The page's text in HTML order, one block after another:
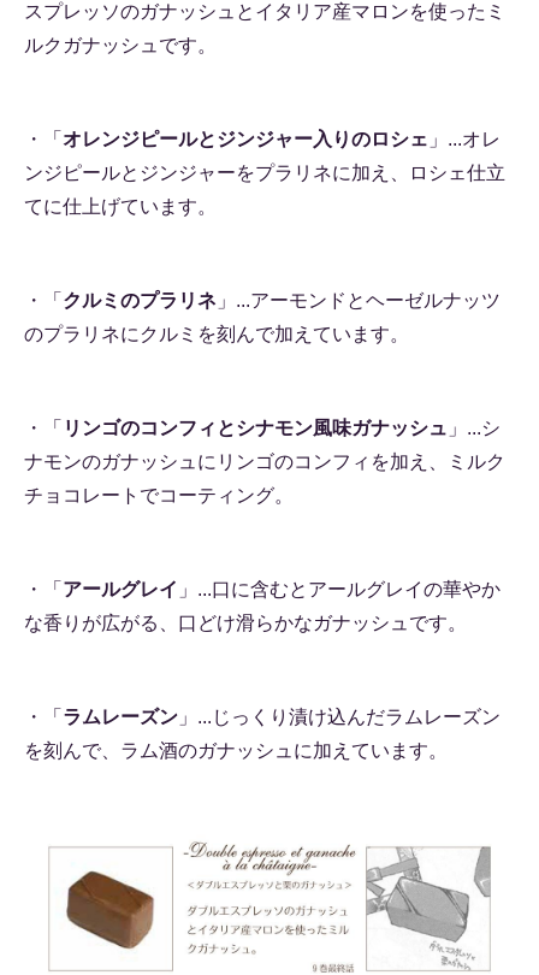
スプレッソのガナッシュとイタリア産マロンを使ったミ
ルクガナッシュです。
・「 オレンジピールとジンジャー入りのロシェ 」...オレ
ンジピールとジンジャーをプラリネに加え、ロシェ仕立
てに仕上げています。
・「 クルミのプラリネ 」...アーモンドとヘーゼルナッツ
のプラリネにクルミを刻んで加えています。
・「 リンゴのコンフィとシナモン風味ガナッシュ 」...シ
ナモンのガナッシュにリンゴのコンフィを加え、ミルク
チョコレートでコーティング。
・「 アールグレイ 」...口に含むとアールグレイの華やか
な香りが広がる、口どけ滑らかなガナッシュです。
・「 ラムレーズン 」...じっくり漬け込んだラムレーズン
を刻んで、ラム酒のガナッシュに加えています。